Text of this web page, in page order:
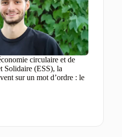
circulaire et de
Solidaire (ESS), la
sur un mot d’ordre : le